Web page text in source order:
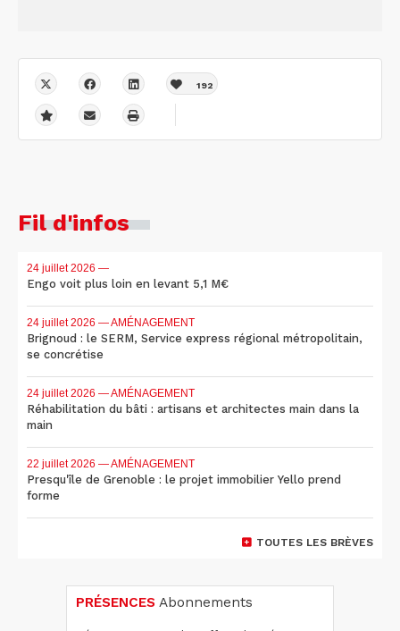
192
Fil d'infos
24 juillet 2026 —
Engo voit plus loin en levant 5,1 M€
24 juillet 2026 — AMÉNAGEMENT
Brignoud : le SERM, Service express régional métropolitain,
se concrétise
24 juillet 2026 — AMÉNAGEMENT
Réhabilitation du bâti : artisans et architectes main dans la
main
22 juillet 2026 — AMÉNAGEMENT
Presqu'île de Grenoble : le projet immobilier Yello prend
forme
TOUTES LES BRÈVES
PRÉSENCES Abonnements